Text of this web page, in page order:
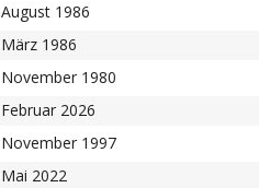
August 1986
März 1986
November 1980
Februar 2026
November 1997
Mai 2022